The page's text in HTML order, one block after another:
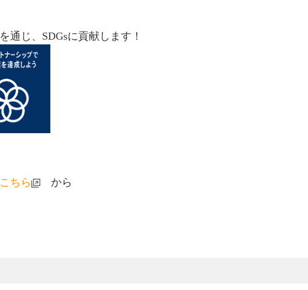
通じ、SDGsに貢献します！
こちら から